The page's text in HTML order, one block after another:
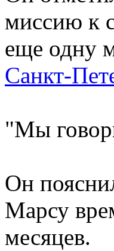
миссию к
еще одну
Санкт-
"Мы
Он
Марсу
месяцев.